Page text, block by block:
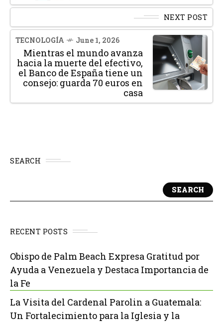
NEXT POST
TECNOLOGÍA June 1, 2026
Mientras el mundo avanza
hacia la muerte del efectivo,
el Banco de España tiene un
consejo: guarda 70 euros en
casa
SEARCH
SEARCH
RECENT POSTS
Obispo de Palm Beach Expresa Gratitud por
Ayuda a Venezuela y Destaca Importancia de
la Fe
La Visita del Cardenal Parolin a Guatemala:
Un Fortalecimiento para la Iglesia y la